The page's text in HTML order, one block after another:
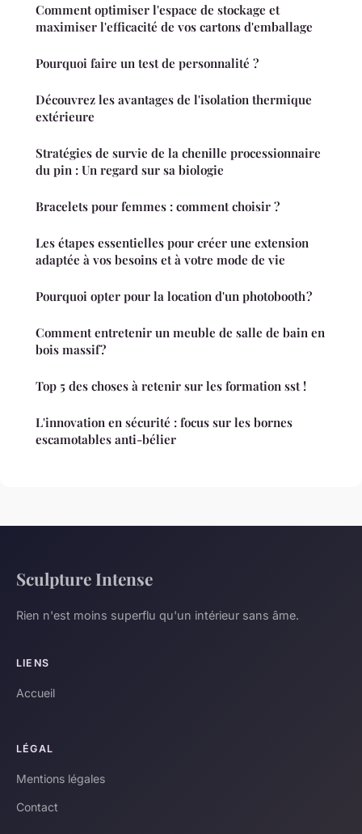
Comment optimiser l'espace de stockage et
maximiser l'efficacité de vos cartons d'emballage
Pourquoi faire un test de personnalité ?
Découvrez les avantages de l'isolation thermique
extérieure
Stratégies de survie de la chenille processionnaire
du pin : Un regard sur sa biologie
Bracelets pour femmes : comment choisir ?
Les étapes essentielles pour créer une extension
adaptée à vos besoins et à votre mode de vie
Pourquoi opter pour la location d'un photobooth ?
Comment entretenir un meuble de salle de bain en
bois massif ?
Top 5 des choses à retenir sur les formation sst !
L'innovation en sécurité : focus sur les bornes
escamotables anti-bélier
Sculpture Intense
Rien n'est moins superflu qu'un intérieur sans âme.
LIENS
Accueil
LÉGAL
Mentions légales
Contact